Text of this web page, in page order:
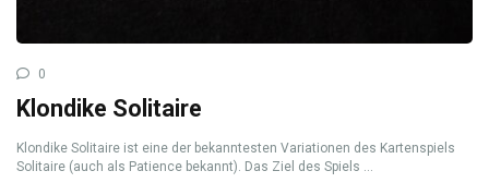
0
Klondike Solitaire
Klondike Solitaire ist eine der bekanntesten Variationen des Kartenspiels
Solitaire (auch als Patience bekannt). Das Ziel des Spiels ...